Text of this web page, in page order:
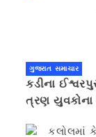
ગુજરાત સમાચાર
કડીના
ત્રણ યુવકોના